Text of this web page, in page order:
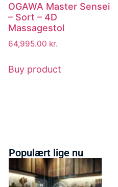
OGAWA Master Sensei
– Sort – 4D
Massagestol
64,995.00 kr.
Buy product
Populært lige nu